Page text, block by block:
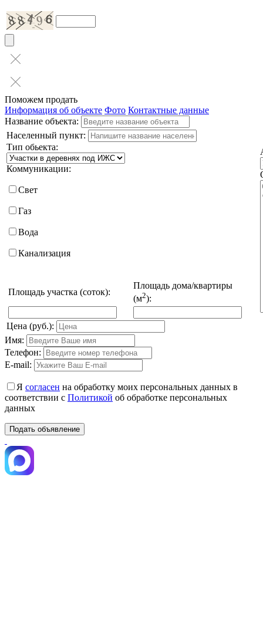
Поможем продать
Информация об объекте Фото Контактные данные
Название объекта:
Населенный пункт:
Тип обьекта:
Коммуникации:
Свет
Газ
Вода
Канализация
Площадь участка (соток):
Площадь дома/квартиры
(м2):
Цена (руб.):
Имя:
Телефон:
E-mail:
Я согласен на обработку моих персональных данных в
соответствии с Политикой об обработке персональных
данных